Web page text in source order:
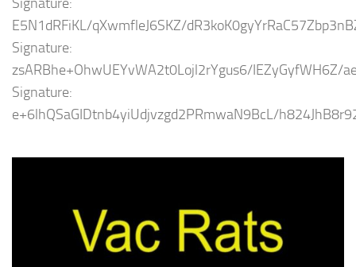
E5N1dRFiKL/qXwmfleJ6SKZ/
Signature:
zsARBhe+OhwUEYvWA2t0Lojl2rYgus6/IEZyGyfWH6Z/
Signature:
e+6lhQSaGIDtnb4yiUdjvzgd2PRmwaN9BcL/